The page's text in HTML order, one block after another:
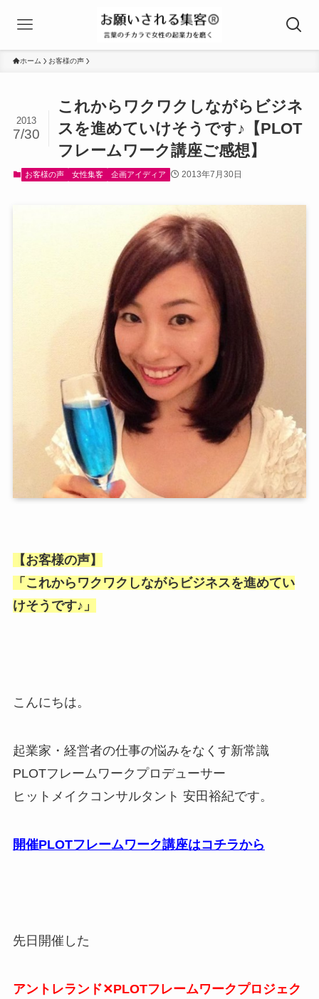
ホーム お客様の声
これからワクワクしながらビジネ
スを進めていけそうです♪【PLOT
フレームワーク講座ご感想】
2013
7/30
お客様の声 女性集客 企画アイディア 2013年7月30日
【お客様の声】
「これからワクワクしながらビジネスを進めてい
けそうです♪」
こんにちは。
起業家・経営者の仕事の悩みをなくす新常識
PLOTフレームワークプロデューサー
ヒットメイクコンサルタント 安田裕紀です。
開催PLOTフレームワーク講座はコチラから
先日開催した
アントレランド✕PLOTフレームワークプロジェク